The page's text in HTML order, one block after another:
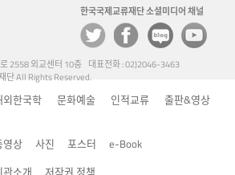
한국국제교류재단 소셜미디어 채널
2558 외교센터 10층 대표전화 : 02)2046-3463
단 All Rights Reserved.
외한국학 문화예술 인적교류
출판&영상
영상 사진 포스터
e-Book